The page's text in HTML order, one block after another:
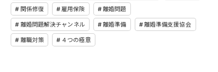
関係修復 雇用保険 離婚問題
離婚問題解決チャンネル 離婚準備 離婚準備支援協会
離職対策 ４つの極意